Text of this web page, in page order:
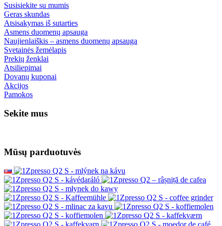
Susisiekite su mumis
Geras skundas
Atsisakymas iš sutarties
Asmens duomenų apsauga
Naujienlaiškis – asmens duomenų apsauga
Svetainės žemėlapis
Prekių ženklai
Atsiliepimai
Dovanų kuponai
Akcijos
Pamokos
Sekite mus
Mūsų parduotuvės